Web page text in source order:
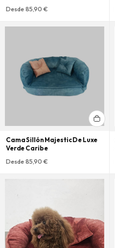
Desde 85,90 €
Cama Sillón Majestic De Luxe
Verde Caribe
Desde 85,90 €